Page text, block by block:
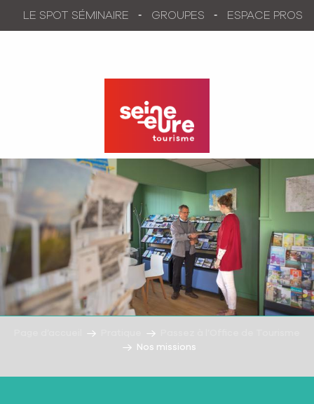
LE SPOT SÉMINAIRE GROUPES ESPACE PROS
Nos missions